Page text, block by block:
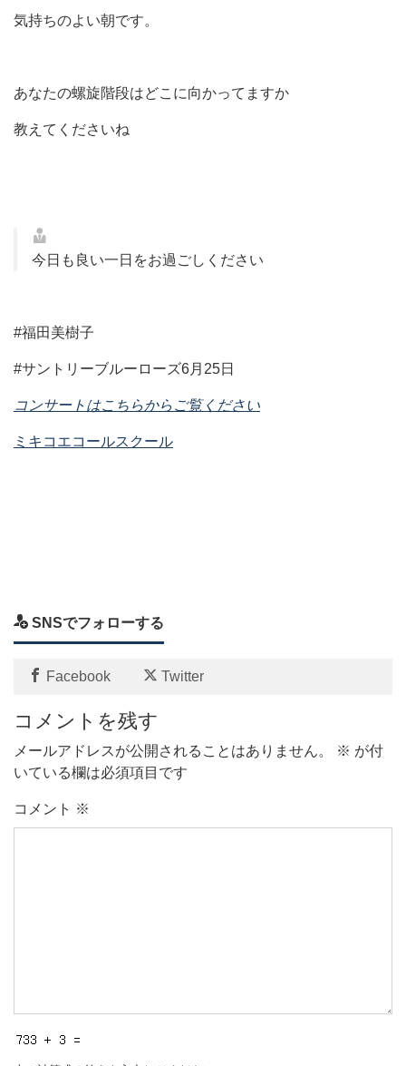
気持ちのよい朝です。
あなたの螺旋階段はどこに向かってますか
教えてくださいね
今日も良い一日をお過ごしください
#福田美樹子
#サントリーブルーローズ6月25日
コンサートはこちらからご覧ください
ミキコエコールスクール
SNSでフォローする
Facebook Twitter
コメントを残す
メールアドレスが公開されることはありません。 ※ が付
いている欄は必須項目です
コメント ※